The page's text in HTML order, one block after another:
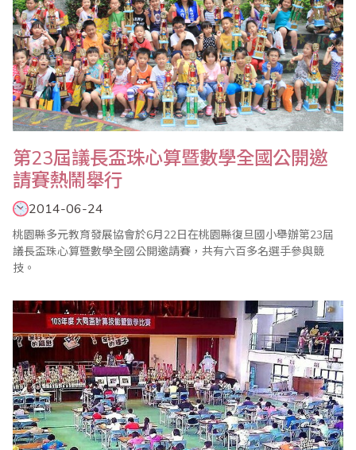
第23屆議長盃珠心算暨數學全國公開邀
請賽熱鬧舉行
2014-06-24
桃園縣多元教育發展協會於6月22日在桃園縣復旦國小舉辦第23屆
議長盃珠心算暨數學全國公開邀請賽，共有六百多名選手參與競
技。